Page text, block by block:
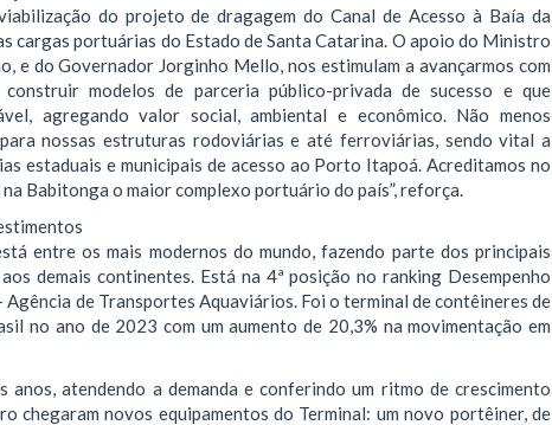
do projeto de dragagem do Canal de Acesso à Baía da
cargas portuárias do Estado de Santa Catarina. O apoio do Ministro
e do Governador Jorginho Mello, nos estimulam a avançarmos com
modelos de parceria público-privada de sucesso e que
agregando valor social, ambiental e econômico. Não menos
nossas estruturas rodoviárias e até ferroviárias, sendo vital a
estaduais e municipais de acesso ao Porto Itapoá. Acreditamos no
Babitonga o maior complexo portuário do país”, reforça.
entre os mais modernos do mundo, fazendo parte dos principais
demais continentes. Está na 4ª posição no ranking Desempenho
de Transportes Aquaviários. Foi o terminal de contêineres de
no ano de 2023 com um aumento de 20,3% na movimentação em
atendendo a demanda e conferindo um ritmo de crescimento
chegaram novos equipamentos do Terminal: um novo portêiner, de